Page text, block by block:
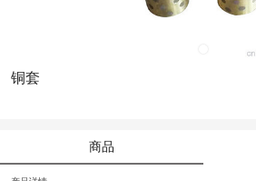
铜套
商品